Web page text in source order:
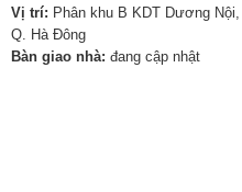
Vị trí: Phân khu B KDT Dương Nội,
Q. Hà Đông
Bàn giao nhà: đang cập nhật